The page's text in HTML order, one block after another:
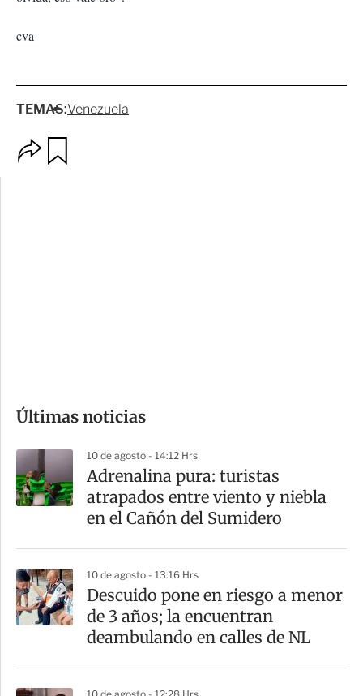
cva
TEMAS:Venezuela
m
a
r
t
Últimas noticias
10 de agosto - 14:12 Hrs
Adrenalina pura: turistas
atrapados entre viento y niebla
en el Cañón del Sumidero
10 de agosto - 13:16 Hrs
Descuido pone en riesgo a menor
de 3 años; la encuentran
deambulando en calles de NL